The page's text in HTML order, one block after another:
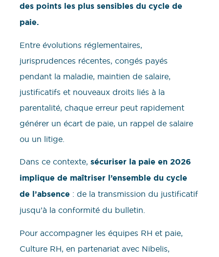
des points les plus sensibles du cycle de
paie.
Entre évolutions réglementaires,
jurisprudences récentes, congés payés
pendant la maladie, maintien de salaire,
justificatifs et nouveaux droits liés à la
parentalité, chaque erreur peut rapidement
générer un écart de paie, un rappel de salaire
ou un litige.
Dans ce contexte, sécuriser la paie en 2026
implique de maîtriser l’ensemble du cycle
de l’absence : de la transmission du justificatif
jusqu’à la conformité du bulletin.
Pour accompagner les équipes RH et paie,
Culture RH, en partenariat avec Nibelis,